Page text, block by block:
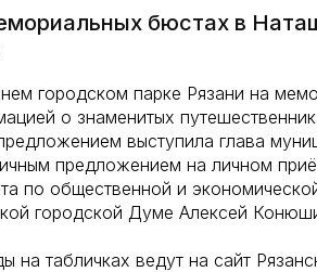
бюстах в
городском парке Рязани на
о знаменитых
выступила глава
предложением на личном
по общественной и
городской Думе Алексей
на табличках ведут на сайт